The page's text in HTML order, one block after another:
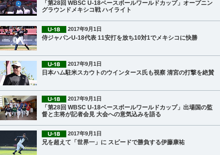
「第28回 WBSC U-18ベースボールワールドカップ」オープニン
グラウンドメキシコ戦 ハイライト
2017年9月1日
侍ジャパンU-18代表 11安打を放ち10対1でメキシコに快勝
2017年9月1日
日本ハム駐米スカウトのウインタース氏も視察 清宮の打撃を絶賛
2017年9月1日
「第28回 WBSC U-18ベースボールワールドカップ」出場国の監
督と主将が記者会見 大会への意気込みを語る
2017年9月1日
兄を超えて「世界一」に スピードで勝負する伊藤康祐